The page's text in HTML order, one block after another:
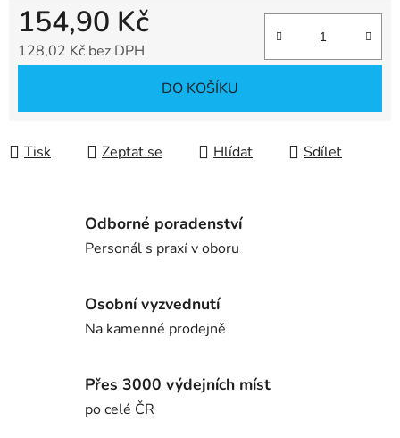
154,90 Kč
128,02 Kč bez DPH
DO KOŠÍKU
Tisk Zeptat se Hlídat Sdílet
Odborné poradenství
Personál s praxí v oboru
Osobní vyzvednutí
Na kamenné prodejně
Přes 3000 výdejních míst
po celé ČR